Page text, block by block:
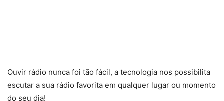
Ouvir rádio nunca foi tão fácil, a tecnologia nos possibilita
escutar a sua rádio favorita em qualquer lugar ou momento
do seu dia!